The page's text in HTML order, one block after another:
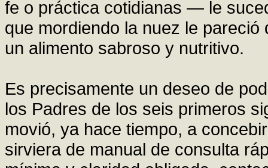
fe o práctica cotidianas — le
que mordiendo la nuez le
un alimento sabroso y nutritivo.
Es precisamente un deseo de
los Padres de los seis primeros
movió, ya hace tiempo, a
sirviera de manual de consulta